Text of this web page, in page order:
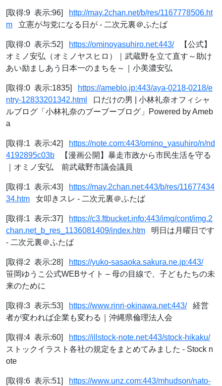
[取得:9 表示:96]
http://may.2chan.net/b/res/1167778506.ht
m 立憲が与党になる日が - 二次元裏＠ふたば
[取得:0 表示:52] https://ominoyasuhiro.net:443/【公式】
オミノ安弘（オミノヤスヒロ）｜武蔵野を立て直す～助け
あい励ましあう日本一のまちを～｜小美濃安弘
[取得:0 表示:1835]
https://ameblo.jp:443/aya-0218-0218/e
ntry-12833201342.html
口だけの男 | 小林礼奈オフィシャ
ルブログ「小林礼奈のブーブーブログ」Powered by Ameb
a
[取得:1 表示:42]
https://note.com:443/omino_yasuhiro/n/nd
4192895c03b 【漫画公開】暴走市政から市民生活を守る
｜オミノ安弘 前武蔵野市議会議員
[取得:1 表示:43]
https://may.2chan.net:443/b/res/11677434
34.htm 女叩きスレ - 二次元裏＠ふたば
[取得:1 表示:37]
https://c3.ftbucket.info:443/img/cont/img.2
chan.net_b_res_1136081409/index.htm 明日は月曜日です
- 二次元裏＠ふたば
[取得:2 表示:28]
https://yuko-sasaoka.sakura.ne.jp:443/
笹岡ゆうこ公式WEBサイト – 母の目線で、子どもたちの未
来のために
[取得:3 表示:53] https://www.rinri-okinawa.net:443/経営
者が変われば企業も変わる｜沖縄県倫理法人会
[取得:4 表示:60]
https://illstock-note.net:443/stock-hikaku/
ストックイラスト各社の規定をまとめてみました - Stock n
ote
[取得:6 表示:51]
https://www.unz.com:443/mhudson/nato-